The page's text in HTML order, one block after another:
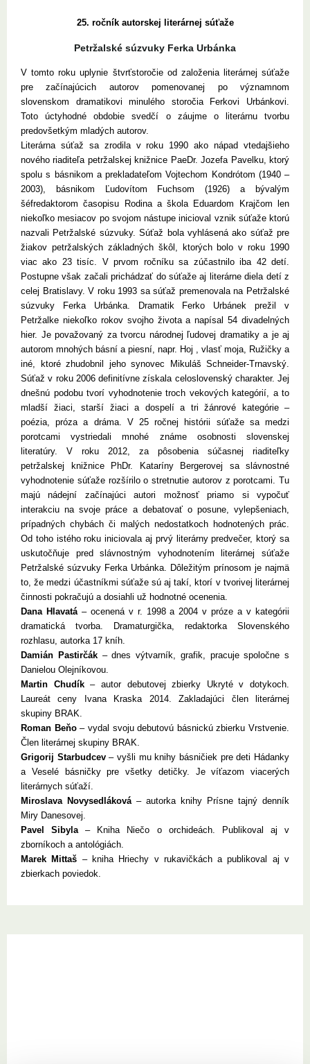
25. ročník autorskej literárnej súťaže
Petržalské súzvuky Ferka Urbánka
V tomto roku uplynie štvrťstoročie od založenia literárnej súťaže
pre začínajúcich autorov pomenovanej po významnom
slovenskom dramatikovi minulého storočia Ferkovi Urbánkovi.
Toto úctyhodné obdobie svedčí o záujme o literárnu tvorbu
predovšetkým mladých autorov.
Literárna súťaž sa zrodila v roku 1990 ako nápad vtedajšieho
nového riaditeľa petržalskej knižnice PaeDr. Jozefa Pavelku, ktorý
spolu s básnikom a prekladateľom Vojtechom Kondrótom (1940 –
2003), básnikom Ľudovítom Fuchsom (1926) a bývalým
šéfredaktorom časopisu Rodina a škola Eduardom Krajčom len
niekoľko mesiacov po svojom nástupe inicioval vznik súťaže ktorú
nazvali Petržalské súzvuky. Súťaž bola vyhlásená ako súťaž pre
žiakov petržalských základných škôl, ktorých bolo v roku 1990
viac ako 23 tisíc. V prvom ročníku sa zúčastnilo iba 42 detí.
Postupne však začali prichádzať do súťaže aj literárne diela detí z
celej Bratislavy. V roku 1993 sa súťaž premenovala na Petržalské
súzvuky Ferka Urbánka. Dramatik Ferko Urbánek prežil v
Petržalke niekoľko rokov svojho života a napísal 54 divadelných
hier. Je považovaný za tvorcu národnej ľudovej dramatiky a je aj
autorom mnohých básní a piesní, napr. Hoj , vlasť moja, Ružičky a
iné, ktoré zhudobnil jeho synovec Mikuláš Schneider-Trnavský.
Súťaž v roku 2006 definitívne získala celoslovenský charakter. Jej
dnešnú podobu tvorí vyhodnotenie troch vekových kategórií, a to
mladší žiaci, starší žiaci a dospelí a tri žánrové kategórie –
poézia, próza a dráma. V 25 ročnej histórii súťaže sa medzi
porotcami vystriedali mnohé známe osobnosti slovenskej
literatúry. V roku 2012, za pôsobenia súčasnej riaditeľky
petržalskej knižnice PhDr. Kataríny Bergerovej sa slávnostné
vyhodnotenie súťaže rozšírilo o stretnutie autorov z porotcami. Tu
majú nádejní začínajúci autori možnosť priamo si vypočuť
interakciu na svoje práce a debatovať o posune, vylepšeniach,
prípadných chybách či malých nedostatkoch hodnotených prác.
Od toho istého roku iniciovala aj prvý literárny predvečer, ktorý sa
uskutočňuje pred slávnostným vyhodnotením literárnej súťaže
Petržalské súzvuky Ferka Urbánka. Dôležitým prínosom je najmä
to, že medzi účastníkmi súťaže sú aj takí, ktorí v tvorivej literárnej
činnosti pokračujú a dosiahli už hodnotné ocenenia.
Dana Hlavatá– ocenená v r. 1998 a 2004 v próze a v kategórii
dramatická tvorba. Dramaturgička, redaktorka Slovenského
rozhlasu, autorka 17 kníh.
Damián Pastirčák– dnes výtvarník, grafik, pracuje spoločne s
Danielou Olejníkovou.
Martin Chudík– autor debutovej zbierky Ukryté v dotykoch.
Laureát ceny Ivana Kraska 2014. Zakladajúci člen literárnej
skupiny BRAK.
Roman Beňo– vydal svoju debutovú básnickú zbierku Vrstvenie.
Člen literárnej skupiny BRAK.
Grigorij Starbudcev– vyšli mu knihy básničiek pre deti Hádanky
a Veselé básničky pre všetky detičky. Je víťazom viacerých
literárnych súťaží.
Miroslava Novysedláková – autorka knihy Prísne tajný denník
Miry Danesovej.
Pavel Sibyla – Kniha Niečo o orchideách. Publikoval aj v
zborníkoch a antológiách.
Marek Mittaš – kniha Hriechy v rukavičkách a publikoval aj v
zbierkach poviedok.